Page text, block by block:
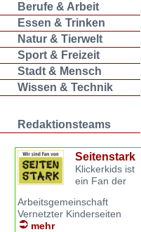
Berufe & Arbeit
Essen & Trinken
Natur & Tierwelt
Sport & Freizeit
Stadt & Mensch
Wissen & Technik
Redaktionsteams
Seitenstark
Klickerkids ist
ein Fan der
Arbeitsgemeinschaft
Vernetzter Kinderseiten
mehr